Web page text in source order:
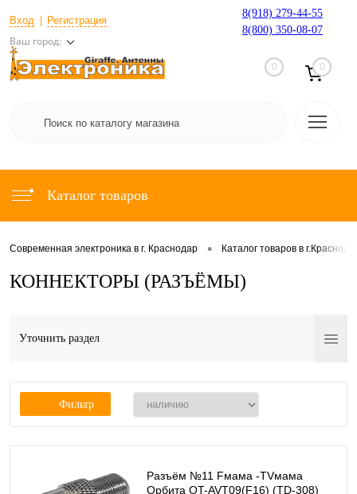
Вход Регистрация
Ваш город:
8(918) 279-44-55
8(800) 350-08-07
0 0
Каталог товаров
Современная электроника в г. Краснодар • Каталог товаров в
КОННЕКТОРЫ (РАЗЪЁМЫ)
Уточнить раздел
Фильтр
Разъём №11 Fмама -TVмама
Орбита OT-AVT09(F16) (TD-308)